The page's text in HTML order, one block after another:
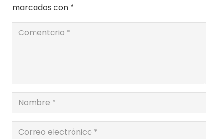
marcados con *